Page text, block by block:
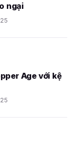
ngại
Age với kệ